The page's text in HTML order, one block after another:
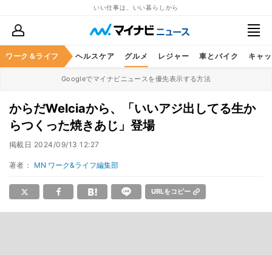
いい仕事は、いい暮らしから
ワーク＆ライフ
マネー 暮らし ヘルスケア グルメ レジャー 車とバイク キャ
Googleでマイナビニュースを優先表示する方法
からだWelciaから、「いいアジ出してる生か
らつくった焼きあじ」登場
掲載日 2024/09/13 12:27
著者： MN ワーク&ライフ編集部
URLをコピー